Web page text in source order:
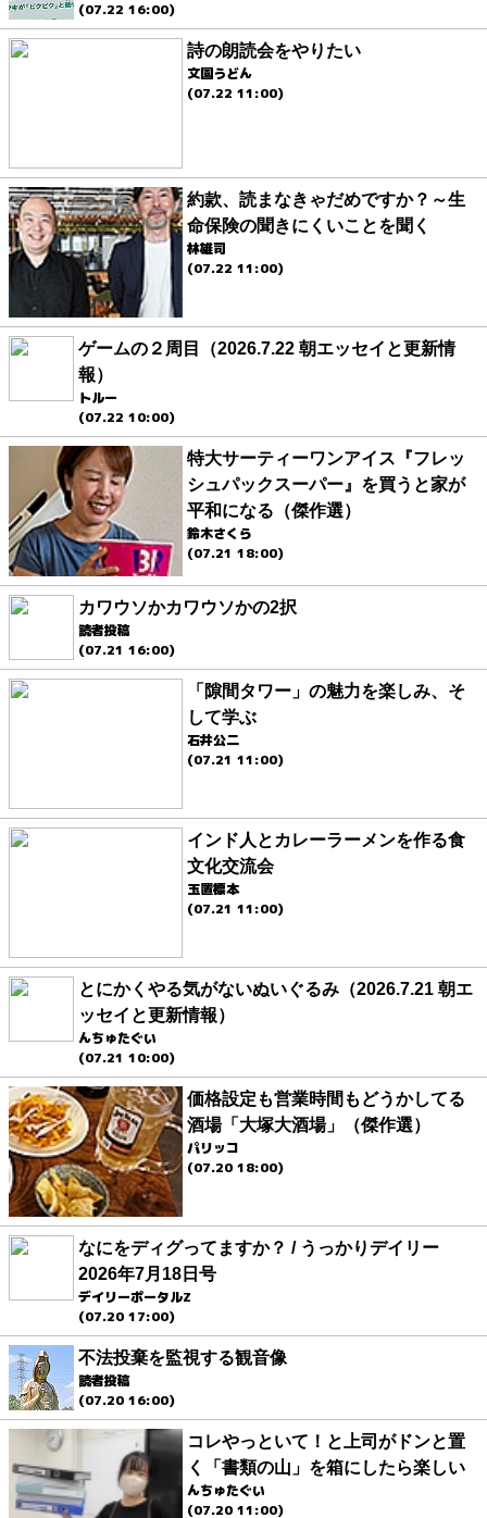
(07.22 16:00)
詩の朗読会をやりたい
文園うどん
(07.22 11:00)
約款、読まなきゃだめですか？～生
命保険の聞きにくいことを聞く
林雄司
(07.22 11:00)
ゲームの２周目（2026.7.22 朝エッセイと更新情
報）
トルー
(07.22 10:00)
特大サーティーワンアイス『フレッ
シュパックスーパー』を買うと家が
平和になる（傑作選）
鈴木さくら
(07.21 18:00)
カワウソかカワウソかの2択
読者投稿
(07.21 16:00)
「隙間タワー」の魅力を楽しみ、そ
して学ぶ
石井公二
(07.21 11:00)
インド人とカレーラーメンを作る食
文化交流会
玉置標本
(07.21 11:00)
とにかくやる気がないぬいぐるみ（2026.7.21 朝エ
ッセイと更新情報）
んちゅたぐい
(07.21 10:00)
価格設定も営業時間もどうかしてる
酒場「大塚大酒場」（傑作選）
パリッコ
(07.20 18:00)
なにをディグってますか？ / うっかりデイリー
2026年7月18日号
デイリーポータルZ
(07.20 17:00)
不法投棄を監視する観音像
読者投稿
(07.20 16:00)
コレやっといて！と上司がドンと置
く「書類の山」を箱にしたら楽しい
んちゅたぐい
(07.20 11:00)